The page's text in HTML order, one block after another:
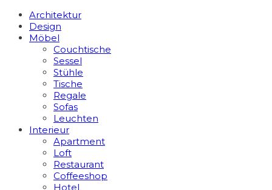
Architektur
Design
Möbel
Couchtische
Sessel
Stühle
Tische
Regale
Sofas
Leuchten
Interieur
Apart­ment
Loft
Restaurant
Coffeeshop
Hotel